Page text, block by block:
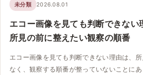
未分類 2026.08.01
エコー画像を見ても判断できない
所見の前に整えたい観察の順番
エコー画像を見ても判断できない理由は、
なく、観察する順番が整っていないことに